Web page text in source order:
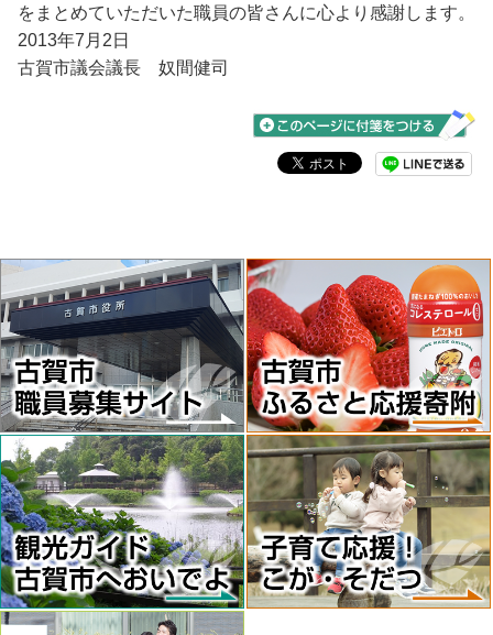
をまとめていただいた職員の皆さんに心より感謝します。
2013年7月2日
古賀市議会議長 奴間健司